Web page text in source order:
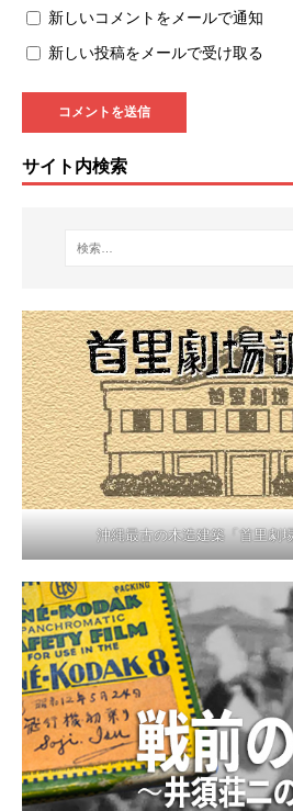
新しいコメントをメールで通知
新しい投稿をメールで受け取る
サイト内検索
沖縄最古の木造建築「首里劇